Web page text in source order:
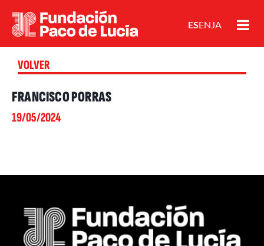
VOLVER
FRANCISCO PORRAS
19/05/2024
ENJA
ES